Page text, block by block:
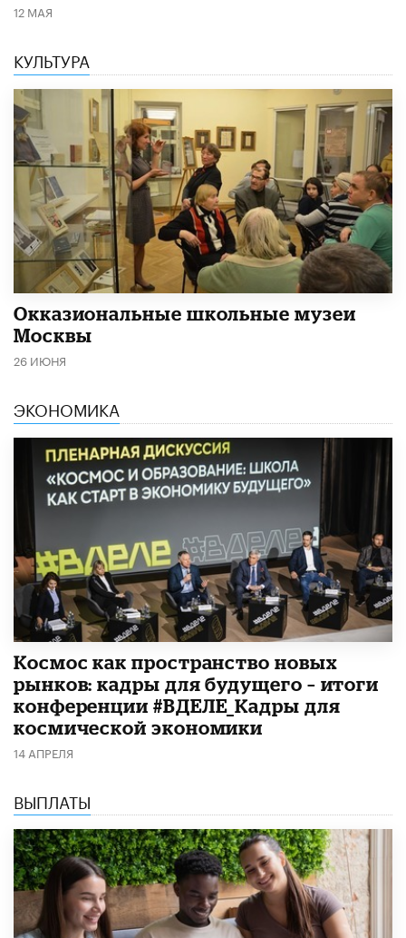
12 МАЯ
КУЛЬТУРА
​Окказиональные школьные музеи
Москвы
26 ИЮНЯ
ЭКОНОМИКА
Космос как пространство новых
рынков: кадры для будущего – итоги
конференции #ВДЕЛЕ_Кадры для
космической экономики
14 АПРЕЛЯ
ВЫПЛАТЫ